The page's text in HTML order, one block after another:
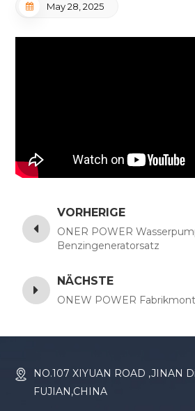
May 28, 2025
VORHERIGE
ONER POWER
Benzingeneratorsatz
NÄCHSTE
ONEW POWER
NO.107 XIYUAN ROAD ,JINAN
FUJIAN,CHINA